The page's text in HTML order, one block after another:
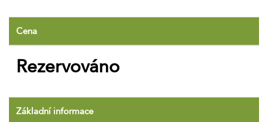
Cena
Rezervováno
Základní informace